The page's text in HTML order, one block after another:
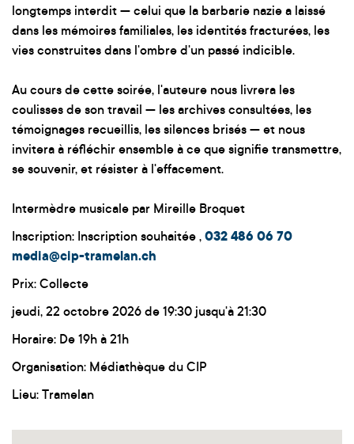
longtemps interdit — celui que la barbarie nazie a laissé
dans les mémoires familiales, les identités fracturées, les
vies construites dans l'ombre d'un passé indicible.
Au cours de cette soirée, l'auteure nous livrera les
coulisses de son travail — les archives consultées, les
témoignages recueillis, les silences brisés — et nous
invitera à réfléchir ensemble à ce que signifie transmettre,
se souvenir, et résister à l'effacement.
Intermèdre musicale par Mireille Broquet
Inscription: Inscription souhaitée , 032 486 06 70
media@cip-tramelan.ch
Prix: Collecte
jeudi, 22 octobre 2026 de 19:30 jusqu'à 21:30
Horaire: De 19h à 21h
Organisation: Médiathèque du CIP
Lieu: Tramelan